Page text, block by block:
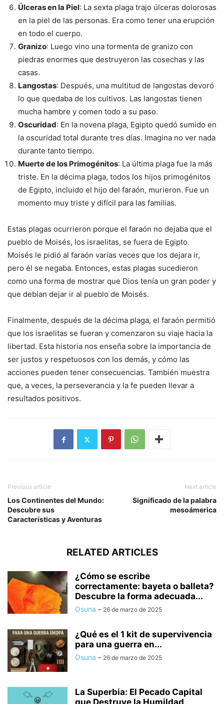
Úlceras en la Piel: La sexta plaga trajo úlceras dolorosas
en la piel de las personas. Era como tener una erupción
en todo el cuerpo.
Granizo: Luego vino una tormenta de granizo con
piedras enormes que destruyeron las cosechas y las
casas.
Langostas: Después, una multitud de langostas devoró
lo que quedaba de los cultivos. Las langostas tienen
mucha hambre y comen todo a su paso.
Oscuridad: En la novena plaga, Egipto quedó sumido en
la oscuridad total durante tres días. Imagina no ver nada
durante tanto tiempo.
Muerte de los Primogénitos: La última plaga fue la más
triste. En la décima plaga, todos los hijos primogénitos
de Egipto, incluido el hijo del faraón, murieron. Fue un
momento muy triste y difícil para las familias.
Estas plagas ocurrieron porque el faraón no dejaba que el
pueblo de Moisés, los israelitas, se fuera de Egipto.
Moisés le pidió al faraón varias veces que los dejara ir,
pero él se negaba. Entonces, estas plagas sucedieron
como una forma de mostrar que Dios tenía un gran poder y
que debían dejar ir al pueblo de Moisés.
Finalmente, después de la décima plaga, el faraón permitió
que los israelitas se fueran y comenzaron su viaje hacia la
libertad. Esta historia nos enseña sobre la importancia de
ser justos y respetuosos con los demás, y cómo las
acciones pueden tener consecuencias. También muestra
que, a veces, la perseverancia y la fe pueden llevar a
resultados positivos.
Previous article
Los Continentes del Mundo:
Descubre sus
Características y Aventuras
Next article
Significado de la palabra
mesoámerica
RELATED ARTICLES
¿Cómo se escribe
correctamente: bayeta o balleta?
Descubre la forma adecuada...
Osuna - 26 de marzo de 2025
¿Qué es el 1 kit de supervivencia
para una guerra en...
Osuna - 26 de marzo de 2025
La Superbia: El Pecado Capital